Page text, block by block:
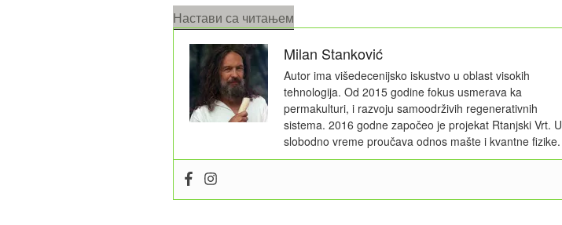
Настави са читањем
čajevi
–
prirodna
prehrana
biljaka“
Milan Stanković
Autor ima višedecenijsko iskustvo u oblast visokih
tehnologija. Od 2015 godine fokus usmerava ka
permakulturi, i razvoju samoodrživih regenerativnih
sistema. 2016 godne započeo je projekat Rtanjski Vrt. U
slobodno vreme proučava odnos mašte i kvantne fizike.